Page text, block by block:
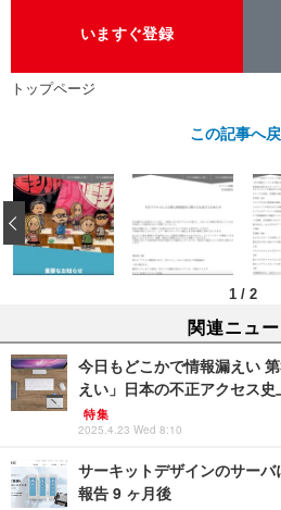
いますぐ登録
トップページ
この記事へ
1 / 2
‹
関連ニュー
今日もどこかで情報漏えい
えい」日本の不正アクセス
特集
2025.4.23 Wed 8:10
サーキットデザインのサー
報告 9 ヶ月後